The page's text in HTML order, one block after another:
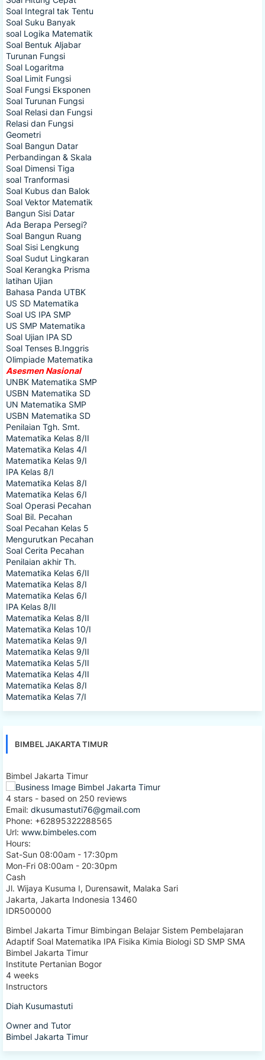
Soal Integral tak Tentu
Soal Suku Banyak
soal Logika Matematik
Soal Bentuk Aljabar
Turunan Fungsi
Soal Logaritma
Soal Limit Fungsi
Soal Fungsi Eksponen
Soal Turunan Fungsi
Soal Relasi dan Fungsi
Relasi dan Fungsi
Geometri
Soal Bangun Datar
Perbandingan & Skala
Soal Dimensi Tiga
soal Tranformasi
Soal Kubus dan Balok
Soal Vektor Matematik
Bangun Sisi Datar
Ada Berapa Persegi?
Soal Bangun Ruang
Soal Sisi Lengkung
Soal Sudut Lingkaran
Soal Kerangka Prisma
latihan Ujian
Bahasa Panda UTBK
US SD Matematika
Soal US IPA SMP
US SMP Matematika
Soal Ujian IPA SD
Soal Tenses B.Inggris
Olimpiade Matematika
Asesmen Nasional
UNBK Matematika SMP
USBN Matematika SD
UN Matematika SMP
USBN Matematika SD
Penilaian Tgh. Smt.
Matematika Kelas 8/II
Matematika Kelas 4/I
Matematika Kelas 9/I
IPA Kelas 8/I
Matematika Kelas 8/I
Matematika Kelas 6/I
Soal Operasi Pecahan
Soal Bil. Pecahan
Soal Pecahan Kelas 5
Mengurutkan Pecahan
Soal Cerita Pecahan
Penilaian akhir Th.
Matematika Kelas 6/II
Matematika Kelas 8/I
Matematika Kelas 6/I
IPA Kelas 8/II
Matematika Kelas 8/II
Matematika Kelas 10/I
Matematika Kelas 9/I
Matematika Kelas 9/II
Matematika Kelas 5/II
Matematika Kelas 4/II
Matematika Kelas 8/I
Matematika Kelas 7/I
BIMBEL JAKARTA TIMUR
Bimbel Jakarta Timur
4 stars - based on 250 reviews
Email: dkusumastuti76@gmail.com
Phone: +62895322288565
Url: www.bimbeles.com
Hours:
Sat-Sun 08:00am - 17:30pm
Mon-Fri 08:00am - 20:30pm
Cash
Jl. Wijaya Kusuma I, Durensawit, Malaka Sari
Jakarta, Jakarta Indonesia 13460
IDR500000
Bimbel Jakarta Timur Bimbingan Belajar Sistem Pembelajaran
Adaptif Soal Matematika IPA Fisika Kimia Biologi SD SMP SMA
Bimbel Jakarta Timur
Institute Pertanian Bogor
4 weeks
Instructors
Diah Kusumastuti
Owner and Tutor
Bimbel Jakarta Timur